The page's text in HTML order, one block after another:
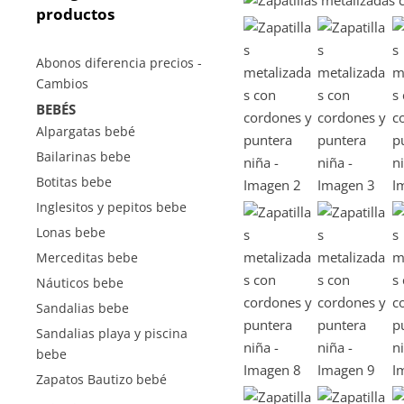
productos
Abonos diferencia precios -
Cambios
BEBÉS
Alpargatas bebé
Bailarinas bebe
Botitas bebe
Inglesitos y pepitos bebe
Lonas bebe
Merceditas bebe
Náuticos bebe
Sandalias bebe
Sandalias playa y piscina
bebe
Zapatos Bautizo bebé